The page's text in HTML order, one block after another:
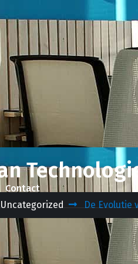
Contact
Uncategorized De Evolutie